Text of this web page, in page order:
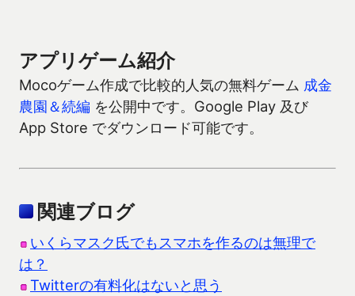
アプリゲーム紹介
Mocoゲーム作成で比較的人気の無料ゲーム 成金
農園＆続編 を公開中です。Google Play 及び
App Store でダウンロード可能です。
関連ブログ
いくらマスク氏でもスマホを作るのは無理で
は？
Twitterの有料化はないと思う